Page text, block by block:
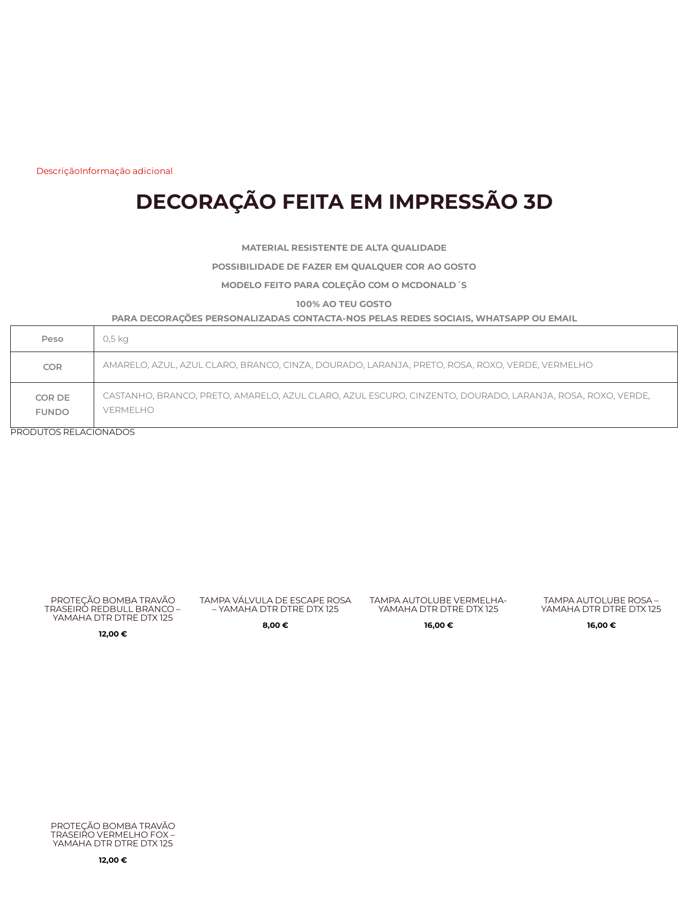
DescriçãoInformação adicional
DECORAÇÃO FEITA EM IMPRESSÃO 3D
MATERIAL RESISTENTE DE ALTA QUALIDADE
POSSIBILIDADE DE FAZER EM QUALQUER COR AO GOSTO
MODELO FEITO PARA COLEÇÃO COM O MCDONALD´S
100% AO TEU GOSTO
PARA DECORAÇÕES PERSONALIZADAS CONTACTA-NOS PELAS REDES SOCIAIS, WHATSAPP OU EMAIL
Peso
0,5 kg
COR AMARELO, AZUL, AZUL CLARO, BRANCO, CINZA, DOURADO, LARANJA, PRETO, ROSA, ROXO, VERDE, VERMELHO
COR DE
FUNDO
CASTANHO, BRANCO, PRETO, AMARELO, AZUL CLARO, AZUL ESCURO, CINZENTO, DOURADO, LARANJA, ROSA, ROXO, VERDE,
VERMELHO
PRODUTOS RELACIONADOS
PROTEÇÃO BOMBA TRAVÃO
TRASEIRO REDBULL BRANCO –
YAMAHA DTR DTRE DTX 125
12,00 €
TAMPA VÁLVULA DE ESCAPE ROSA
– YAMAHA DTR DTRE DTX 125
8,00€
TAMPA AUTOLUBE VERMELHA-
YAMAHA DTR DTRE DTX 125
16,00 €
TAMPA AUTOLUBE ROSA –
YAMAHA DTR DTRE DTX 125
16,00 €
PROTEÇÃO BOMBA TRAVÃO
TRASEIRO VERMELHO FOX –
YAMAHA DTR DTRE DTX 125
12,00 €